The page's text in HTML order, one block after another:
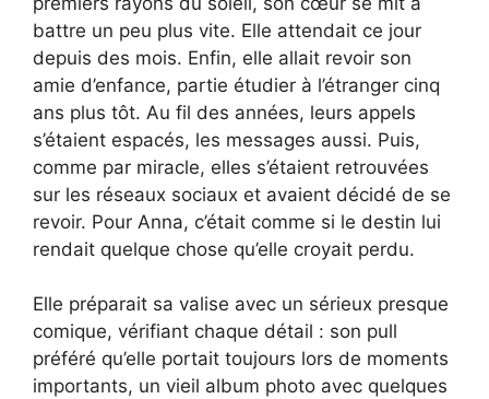
battre un peu plus vite. Elle attendait ce jour
depuis des mois. Enfin, elle allait revoir son
amie d’enfance, partie étudier à l’étranger cinq
ans plus tôt. Au fil des années, leurs appels
s’étaient espacés, les messages aussi. Puis,
comme par miracle, elles s’étaient retrouvées
sur les réseaux sociaux et avaient décidé de se
revoir. Pour Anna, c’était comme si le destin lui
rendait quelque chose qu’elle croyait perdu.
Elle préparait sa valise avec un sérieux presque
comique, vérifiant chaque détail : son pull
préféré qu’elle portait toujours lors de moments
importants, un vieil album photo avec quelques